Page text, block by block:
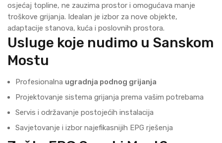
osjećaj topline, ne zauzima prostor i omogućava manje
troškove grijanja. Idealan je izbor za nove objekte,
adaptacije stanova, kuća i poslovnih prostora.
Usluge koje nudimo u Sanskom
Mostu
Profesionalna ugradnja podnog grijanja
Projektovanje sistema grijanja prema vašim potrebama
Servis i održavanje postojećih instalacija
Savjetovanje i izbor najefikasnijih EPG rješenja